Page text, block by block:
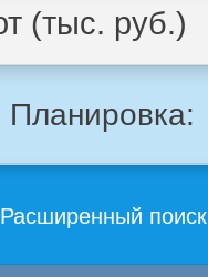
Планировка:
Расширенный поиск